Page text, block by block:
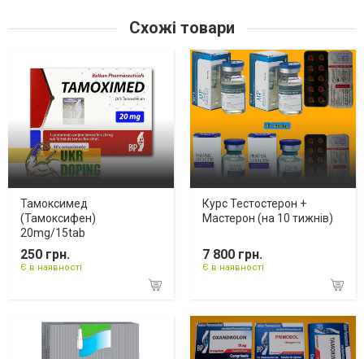
Схожі товари
Тамоксимед
(Тамоксифен)
20mg/15tab
250 грн.
Є в наявності
Курс Тестостерон +
Мастерон (на 10 тижнів)
7 800 грн.
Є в наявності